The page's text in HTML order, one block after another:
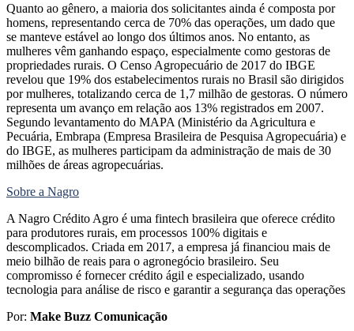
Quanto ao gênero, a maioria dos solicitantes ainda é composta por
homens, representando cerca de 70% das operações, um dado que
se manteve estável ao longo dos últimos anos. No entanto, as
mulheres vêm ganhando espaço, especialmente como gestoras de
propriedades rurais. O Censo Agropecuário de 2017 do IBGE
revelou que 19% dos estabelecimentos rurais no Brasil são dirigidos
por mulheres, totalizando cerca de 1,7 milhão de gestoras. O número
representa um avanço em relação aos 13% registrados em 2007.
Segundo levantamento do MAPA (Ministério da Agricultura e
Pecuária, Embrapa (Empresa Brasileira de Pesquisa Agropecuária) e
do IBGE, as mulheres participam da administração de mais de 30
milhões de áreas agropecuárias.
Sobre a Nagro
A Nagro Crédito Agro é uma fintech brasileira que oferece crédito
para produtores rurais, em processos 100% digitais e
descomplicados. Criada em 2017, a empresa já financiou mais de
meio bilhão de reais para o agronegócio brasileiro. Seu
compromisso é fornecer crédito ágil e especializado, usando
tecnologia para análise de risco e garantir a segurança das operações
Por: Make Buzz Comunicação